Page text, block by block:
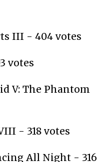
III - 404 votes
votes
V: The Phantom
- 318 votes
All Night - 316